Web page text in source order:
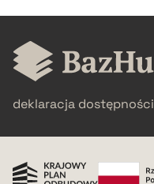
CZYSTY TEKST
pobierz cytat
BIBTEX
deklaracja dostępności